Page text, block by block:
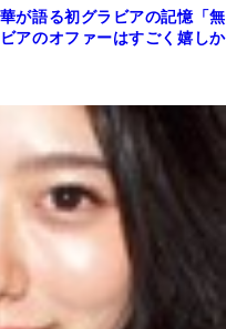
が語る初グラビアの記憶「無
アのオファーはすごく嬉しか